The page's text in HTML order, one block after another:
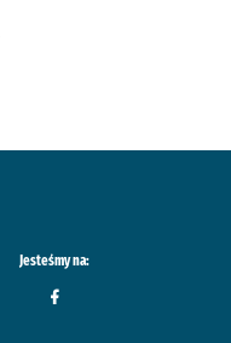
Jesteśmy na: